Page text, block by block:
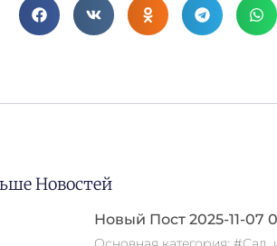
Новостей
Новый Пост 2025-11-07